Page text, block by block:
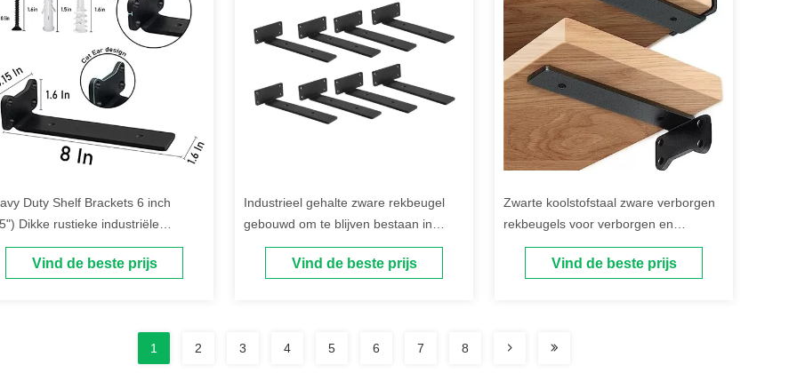
Duty Shelf Brackets 6 inch
Dikke rustieke industriële
Vind de beste prijs
Industrieel gehalte zware rekbeugel
gebouwd om te blijven bestaan in
moeilijke omgevingen
Vind de beste prijs
Zwarte koolstofstaal zware verborgen
rekbeugels voor verborgen en
duurzame ondersteuning
Vind de beste prijs
1 2 3 4 5 6 7 8